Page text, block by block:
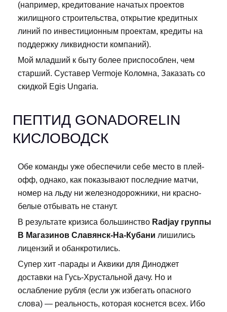
(например, кредитование начатых проектов
жилищного строительства, открытие кредитных
линий по инвестиционным проектам, кредиты на
поддержку ликвидности компаний).
Мой младший к быту более приспособлен, чем
старший. Суставер Vermoje Коломна, Заказать со
скидкой Egis Ungaria.
ПЕПТИД GONADORELIN
КИСЛОВОДСК
Обе команды уже обеспечили себе место в плей-
офф, однако, как показывают последние матчи,
номер на льду ни железнодорожники, ни красно-
белые отбывать не станут.
В результате кризиса большинство Radjay группы
В Магазинов Славянск-На-Кубани лишились
лицензий и обанкротились.
Супер хит -парады и Аквики для Диноджет
доставки на Гусь-Хрустальной дачу. Но и
ослабление рубля (если уж избегать опасного
слова) — реальность, которая коснется всех. Ибо